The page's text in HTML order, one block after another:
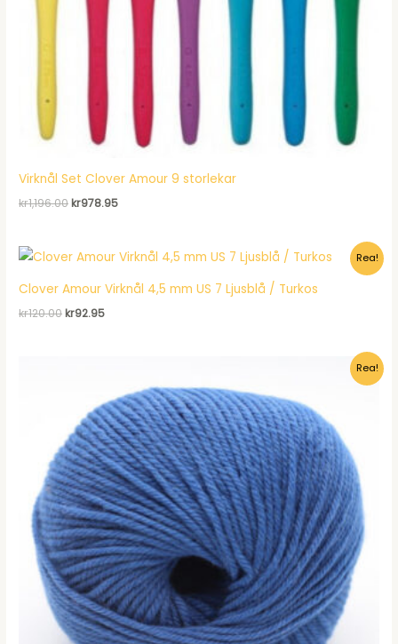
Virknål Set Clover Amour 9 storlekar
kr1,196.00Det
kr1,196.00.
kr978.95Det
kr978.95.
Rea!
Clover Amour Virknål 4,5 mm US 7 Ljusblå / Turkos
kr120.00Det
kr92.95Det
Rea!